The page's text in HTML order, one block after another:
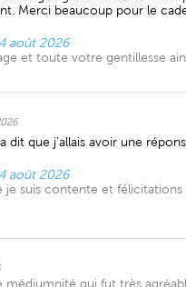
Merci beaucoup pour le
août 2026
et toute votre gentillesse
dit que j’allais avoir une
août 2026
suis contente et
qui fut très